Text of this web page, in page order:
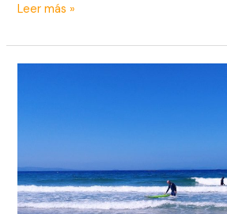
Leer más »
surf
en
Tarifa